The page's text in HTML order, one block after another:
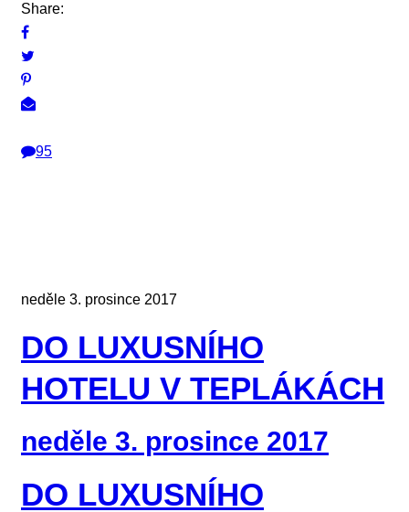
Share:
95
neděle 3. prosince 2017
DO LUXUSNÍHO
HOTELU V TEPLÁKÁCH
neděle 3. prosince 2017
DO LUXUSNÍHO